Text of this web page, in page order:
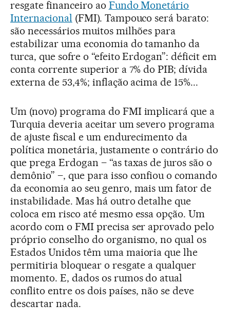
resgate financeiro ao Fundo Monetário
Internacional (FMI). Tampouco será barato:
são necessários muitos milhões para
estabilizar uma economia do tamanho da
turca, que sofre o “efeito Erdogan”: déficit em
conta corrente superior a 7% do PIB; dívida
externa de 53,4%; inflação acima de 15%...
Um (novo) programa do FMI implicará que a
Turquia deveria aceitar um severo programa
de ajuste fiscal e um endurecimento da
política monetária, justamente o contrário do
que prega Erdogan – “as taxas de juros são o
demônio” –, que para isso confiou o comando
da economia ao seu genro, mais um fator de
instabilidade. Mas há outro detalhe que
coloca em risco até mesmo essa opção. Um
acordo com o FMI precisa ser aprovado pelo
próprio conselho do organismo, no qual os
Estados Unidos têm uma maioria que lhe
permitiria bloquear o resgate a qualquer
momento. E, dados os rumos do atual
conflito entre os dois países, não se deve
descartar nada.